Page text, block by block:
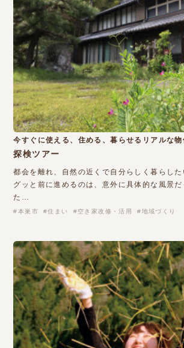
今すぐに使える、住める、暮らせるリアルな物
探検ツアー
都会を離れ、自然の近くで自分らしく暮らし
グッと前に進めるのは、意外に具体的な風景
た…
本巣市 住まい 空き家改修・活用 地域づくり